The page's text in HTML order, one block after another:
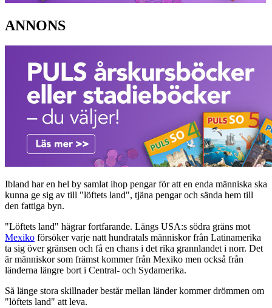
ANNONS
Ibland har en hel by samlat ihop pengar för att en enda människa ska
kunna ge sig av till "löftets land", tjäna pengar och sända hem till
den fattiga byn.
"Löftets land" hägrar fortfarande. Längs USA:s södra gräns mot
Mexiko försöker varje natt hundratals människor från Latinamerika
ta sig över gränsen och få en chans i det rika grannlandet i norr. Det
är människor som främst kommer från Mexiko men också från
länderna längre bort i Central- och Sydamerika.
Så länge stora skillnader består mellan länder kommer drömmen om
"löftets land" att leva.